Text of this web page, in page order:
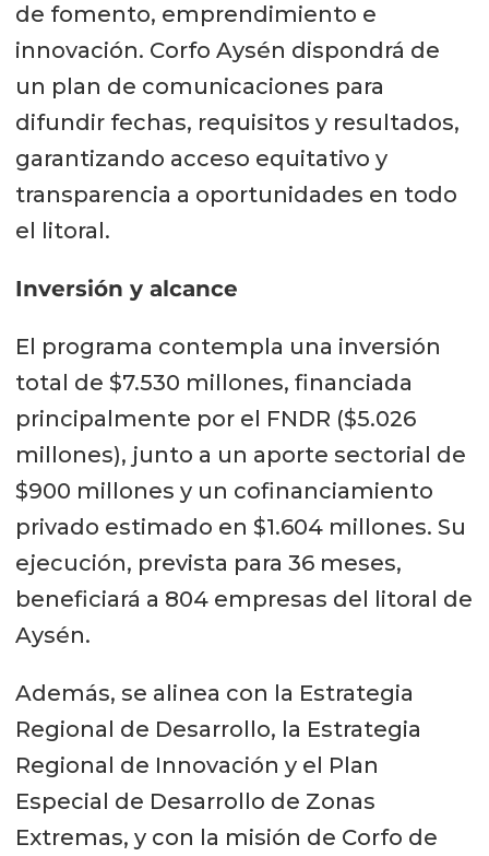
de fomento, emprendimiento e
innovación. Corfo Aysén dispondrá de
un plan de comunicaciones para
difundir fechas, requisitos y resultados,
garantizando acceso equitativo y
transparencia a oportunidades en todo
el litoral.
Inversión y alcance
El programa contempla una inversión
total de $7.530 millones, financiada
principalmente por el FNDR ($5.026
millones), junto a un aporte sectorial de
$900 millones y un cofinanciamiento
privado estimado en $1.604 millones. Su
ejecución, prevista para 36 meses,
beneficiará a 804 empresas del litoral de
Aysén.
Además, se alinea con la Estrategia
Regional de Desarrollo, la Estrategia
Regional de Innovación y el Plan
Especial de Desarrollo de Zonas
Extremas, y con la misión de Corfo de